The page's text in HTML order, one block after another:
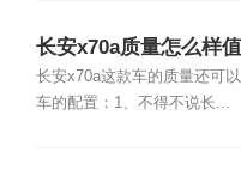
长安x70a质量怎么样
长安x70a这款车的质量还可
车的配置：1、不得不说长...